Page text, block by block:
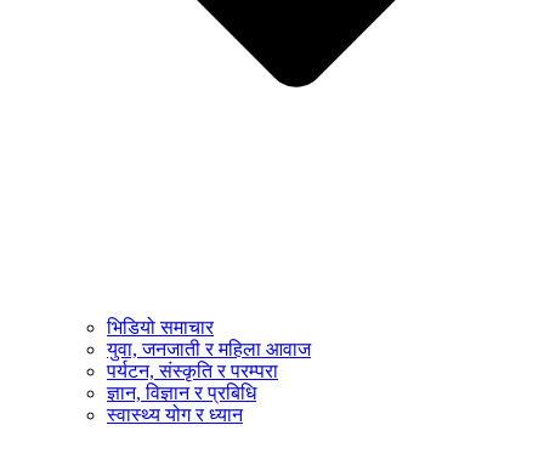
भिडियो समाचार
युवा, जनजाती र महिला आवाज
पर्यटन, संस्कृति र परम्परा
ज्ञान, विज्ञान र प्रबिधि
स्वास्थ्य योग र ध्यान